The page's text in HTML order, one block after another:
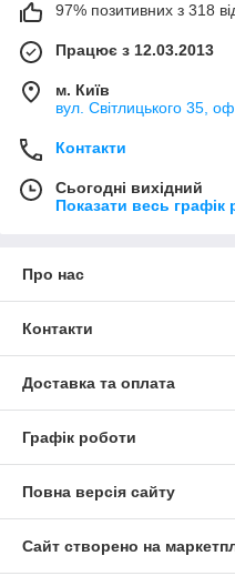
97% позитивних з 318
Працює з 12.03.2013
м. Київ
вул. Світлицького 35,
Контакти
Сьогодні вихідний
Показати весь графік
Про нас
Контакти
Доставка та оплата
Графік роботи
Повна версія сайту
Сайт створено на